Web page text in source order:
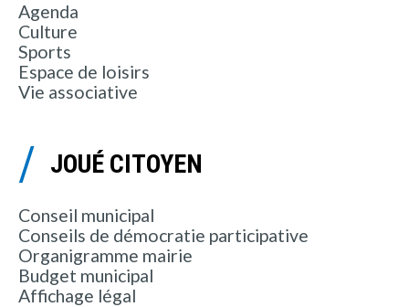
Agenda
Culture
Sports
Espace de loisirs
Vie associative
JOUÉ CITOYEN
Conseil municipal
Conseils de démocratie participative
Organigramme mairie
Budget municipal
Affichage légal